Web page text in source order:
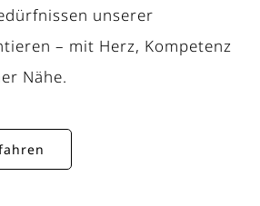
unserer
– mit Herz, Kompetenz
Nähe.